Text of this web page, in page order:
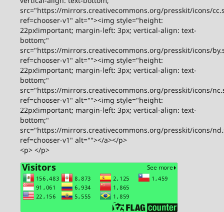
src="https://mirrors.creativecommons.org/presskit/icons/
ref=chooser-v1" alt=""><img style="height:
22px!important; margin-left: 3px; vertical-align: text-
bottom;"
src="https://mirrors.creativecommons.org/presskit/icons/
ref=chooser-v1" alt=""><img style="height:
22px!important; margin-left: 3px; vertical-align: text-
bottom;"
src="https://mirrors.creativecommons.org/presskit/icons/
ref=chooser-v1" alt=""><img style="height:
22px!important; margin-left: 3px; vertical-align: text-
bottom;"
src="https://mirrors.creativecommons.org/presskit/icons/
ref=chooser-v1" alt=""></a></p>
<p> </p>